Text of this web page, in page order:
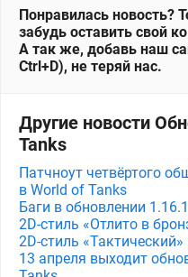
Понравилась новость?
забудь оставить свой
А так же, добавь наш
Ctrl+D), не теряй нас.
Другие новости
Tanks
Патчноут четвёртого
в World of Tanks
Баги в обновлении
2D-стиль «Отлито в
2D-стиль
13 апреля выходит